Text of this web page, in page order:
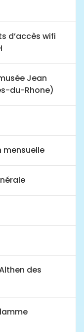
d’accès wifi
Jean
du-Rhone)
mensuelle
des